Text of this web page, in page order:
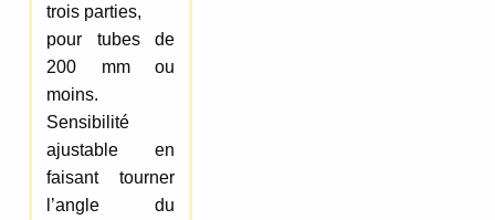
trois parties,
pour tubes de
200 mm ou
moins.
Sensibilité
ajustable en
faisant tourner
l’angle du